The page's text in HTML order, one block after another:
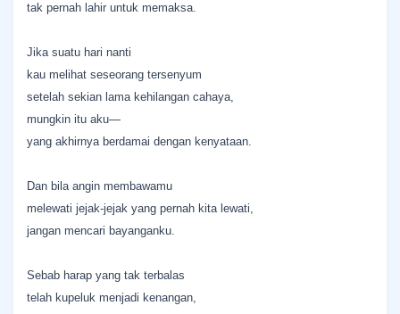
tak pernah lahir untuk memaksa.
Jika suatu hari nanti
kau melihat seseorang tersenyum
setelah sekian lama kehilangan cahaya,
mungkin itu aku—
yang akhirnya berdamai dengan kenyataan.
Dan bila angin membawamu
melewati jejak-jejak yang pernah kita lewati,
jangan mencari bayanganku.
Sebab harap yang tak terbalas
telah kupeluk menjadi kenangan,